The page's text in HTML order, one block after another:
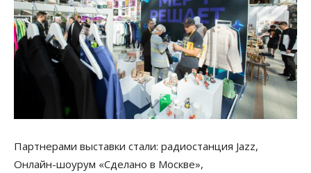
Партнерами выставки стали: радиостанция Jazz,
Онлайн-шоурум «Сделано в Москве»,